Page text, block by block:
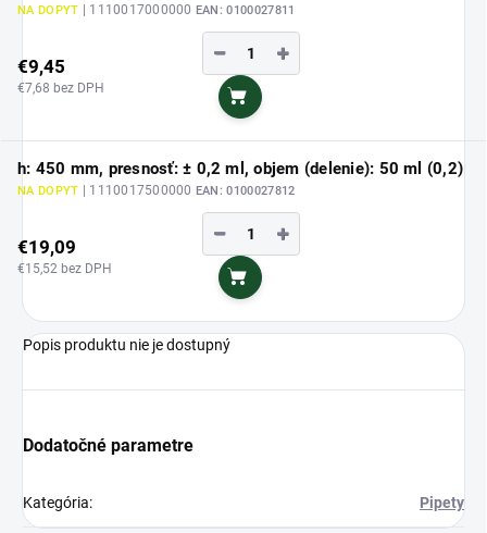
NA DOPYT | 1110017000000 EAN: 0100027811
€9,45
€7,68 bez DPH
+
−
Do košíka
h: 450 mm, presnosť: ± 0,2 ml, objem (delenie): 50 ml (0,2)
NA DOPYT | 1110017500000 EAN: 0100027812
€19,09
€15,52 bez DPH
+
−
Do košíka
Popis produktu nie je dostupný
Dodatočné parametre
Kategória: Pipety